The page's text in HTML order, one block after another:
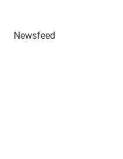
Newsfeed